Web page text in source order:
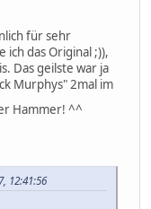
für sehr
das Original ;)),
Das geilste war ja
Murphys" 2mal im
Hammer! ^^
12:41:56